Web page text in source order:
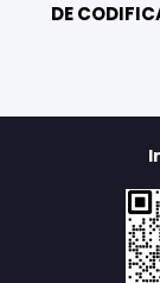
DE